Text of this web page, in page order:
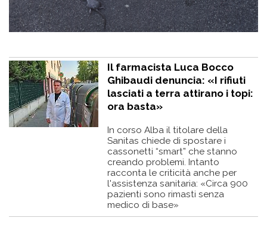
Il farmacista Luca Bocco
Ghibaudi denuncia: «I rifiuti
lasciati a terra attirano i topi:
ora basta»
In corso Alba il titolare della
Sanitas chiede di spostare i
cassonetti “smart” che stanno
creando problemi. Intanto
racconta le criticità anche per
l'assistenza sanitaria: «Circa 900
pazienti sono rimasti senza
medico di base»